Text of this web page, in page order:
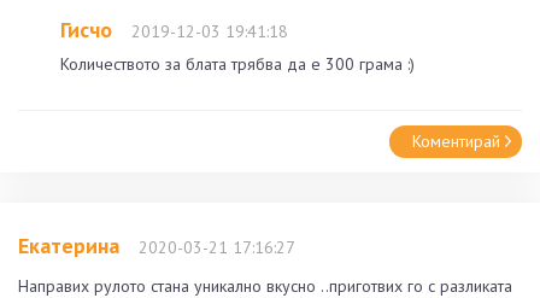
Гисчо
2019-12-03 19:41:18
Количеството за блата трябва да е 300 грама :)
Коментирай
Екатерина
2020-03-21 17:16:27
Направих рулото стана уникално вкусно ..приготвих го с разликата